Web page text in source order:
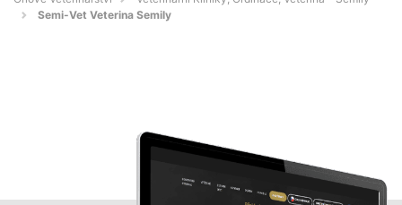
Semi-Vet Veterina Semily